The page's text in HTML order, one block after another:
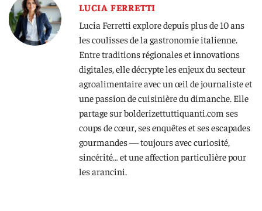
LUCIA FERRETTI
Lucia Ferretti explore depuis plus de 10 ans
les coulisses de la gastronomie italienne.
Entre traditions régionales et innovations
digitales, elle décrypte les enjeux du secteur
agroalimentaire avec un œil de journaliste et
une passion de cuisinière du dimanche. Elle
partage sur bolderizettuttiquanti.com ses
coups de cœur, ses enquêtes et ses escapades
gourmandes — toujours avec curiosité,
sincérité… et une affection particulière pour
les arancini.